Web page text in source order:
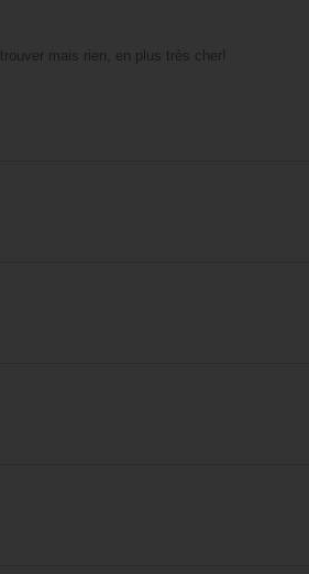
mais rien, en plus très cher!